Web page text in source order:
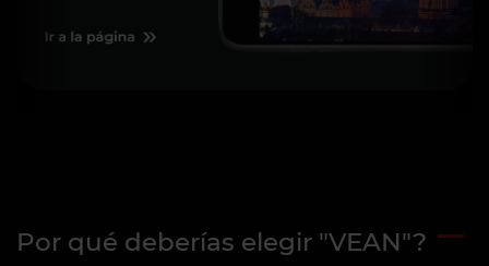
Por qué deberías elegir "VEAN"?